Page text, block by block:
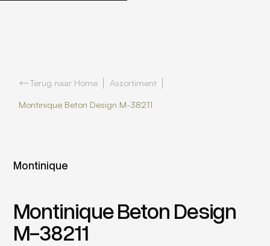
Terug naar Home
Assortiment
Montinique Beton Design M-38211
Montinique
Montinique Beton Design
M-38211